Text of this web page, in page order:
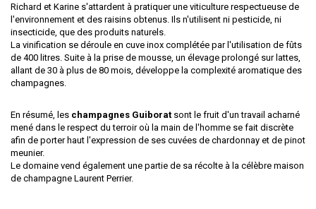
Richard et Karine s'attardent à pratiquer une viticulture respectueuse de
l'environnement et des raisins obtenus. Ils n'utilisent ni pesticide, ni
insecticide, que des produits naturels.
La vinification se déroule en cuve inox complétée par l'utilisation de fûts
de 400 litres. Suite à la prise de mousse, un élevage prolongé sur lattes,
allant de 30 à plus de 80 mois, développe la complexité aromatique des
champagnes.
En résumé, les champagnes Guiborat sont le fruit d'un travail acharné
mené dans le respect du terroir où la main de l'homme se fait discrète
afin de porter haut l'expression de ses cuvées de chardonnay et de pinot
meunier.
Le domaine vend également une partie de sa récolte à la célèbre maison
de champagne Laurent Perrier.